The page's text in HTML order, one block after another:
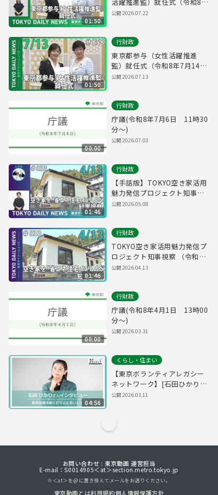
01:50
7月14日 東京デイリーニュー
公開2026.07.22
01:50
行財政
東京都参与（女性活躍推進
監）就任式（令和8年7月14日
東京デイリーニュース
公開2026.07.13
00:00
行財政
庁議(令和8年7月6日 11時30
分～)
公開2026.07.03
01:46
行財政
【手話版】TOKYO空き家活用
魅力発信プロジェクト知事視
察 （令和8年4月13日 東京デ
公開2026.05.08
01:46
行財政
TOKYO空き家活用魅力発信プ
ロジェクト知事視察 （令和8
年4月13日 東京デイリーニュ
公開2026.04.13
00:00
行財政
庁議(令和8年4月1日 13時00
分～)
公開2026.03.31
04:56
くらし・住まい
【東京ボランティアレガシー
ネットワーク】[石田ひかりさ
ん]動物保護活動に打ち込む思
公開2026.03.11
お問い合わせ : 東京動画 運営担当
E-mail：S0014905＜at＞section.metro.tokyo.jp
※＜at＞を@に置き換えてメールをお送りください。
東京動画とは利用規約個人情報保護方針